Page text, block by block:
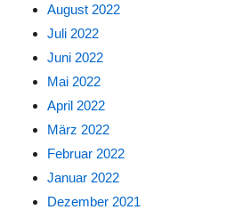
August 2022
Juli 2022
Juni 2022
Mai 2022
April 2022
März 2022
Februar 2022
Januar 2022
Dezember 2021